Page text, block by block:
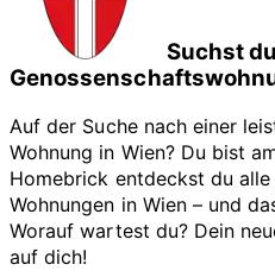
Suchst du
Auf der Suche nach einer
Wohnung in Wien? Du bist
Homebrick entdeckst du
Wohnungen in Wien – und
Worauf wartest du? Dein
auf dich!